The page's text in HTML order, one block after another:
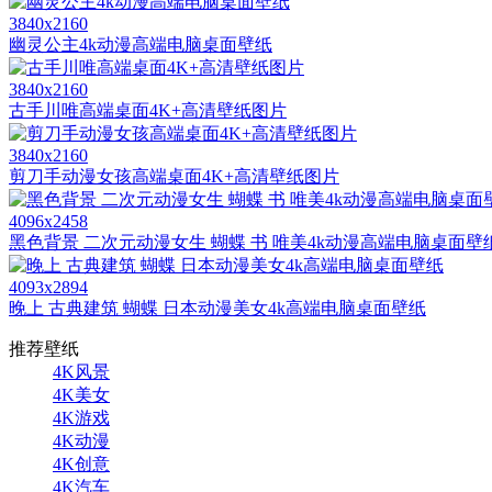
3840x2160
幽灵公主4k动漫高端电脑桌面壁纸
3840x2160
古手川唯高端桌面4K+高清壁纸图片
3840x2160
剪刀手动漫女孩高端桌面4K+高清壁纸图片
4096x2458
黑色背景 二次元动漫女生 蝴蝶 书 唯美4k动漫高端电脑桌面壁
4093x2894
晚上 古典建筑 蝴蝶 日本动漫美女4k高端电脑桌面壁纸
推荐壁纸
4K风景
4K美女
4K游戏
4K动漫
4K创意
4K汽车